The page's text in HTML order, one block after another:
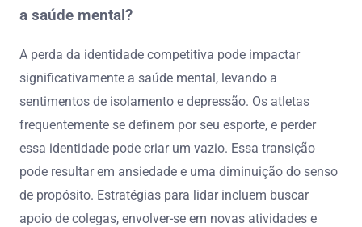
a saúde mental?
A perda da identidade competitiva pode impactar
significativamente a saúde mental, levando a
sentimentos de isolamento e depressão. Os atletas
frequentemente se definem por seu esporte, e perder
essa identidade pode criar um vazio. Essa transição
pode resultar em ansiedade e uma diminuição do senso
de propósito. Estratégias para lidar incluem buscar
apoio de colegas, envolver-se em novas atividades e